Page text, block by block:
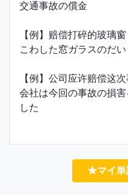
交通事故の償金
【例】赔偿打碎的玻璃窗
こわした窓ガラスのだい
【例】公司应许赔偿这
会社は今回の事故の損
した
★マイ単